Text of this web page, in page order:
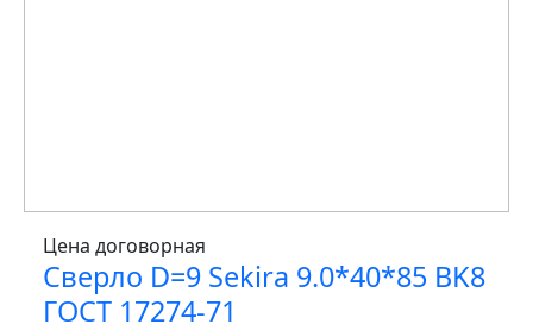
Цена договорная
Сверло D=9 Sekira 9.0*40*85 BK8
ГОСТ 17274-71